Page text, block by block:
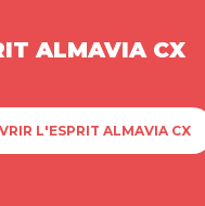
ALMAVIA CX
L'ESPRIT ALMAVIA CX